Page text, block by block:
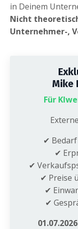
in Deinem
Nicht
Unternehmer-,
Mike
Für
✔
✔
✔
✔ Preise
✔
✔